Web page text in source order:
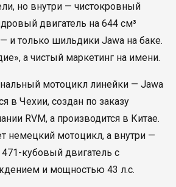
но внутри — чистокровный
двигатель на 644 см³
и только шильдики Jawa на баке.
а чистый маркетинг на имени.
мотоцикл линейки — Jawa
в Чехии, создан по заказу
RVM, а производится в Китае.
немецкий мотоцикл, а внутри —
кубовый двигатель с
и мощностью 43 л.с.